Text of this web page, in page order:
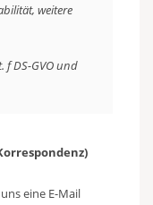
weitere
f DS-GVO und
eine E-Mail